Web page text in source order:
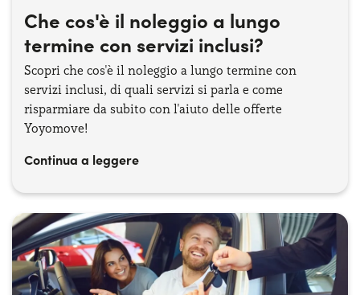
Che cos'è il noleggio a lungo
termine con servizi inclusi?
Scopri che cos'è il noleggio a lungo termine con
servizi inclusi, di quali servizi si parla e come
risparmiare da subito con l'aiuto delle offerte
Yoyomove!
Continua a leggere